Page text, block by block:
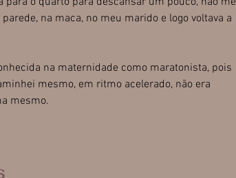
na maca, no meu marido e logo voltava a
na maternidade como maratonista, pois
mesmo, em ritmo acelerado, não era
mesmo.